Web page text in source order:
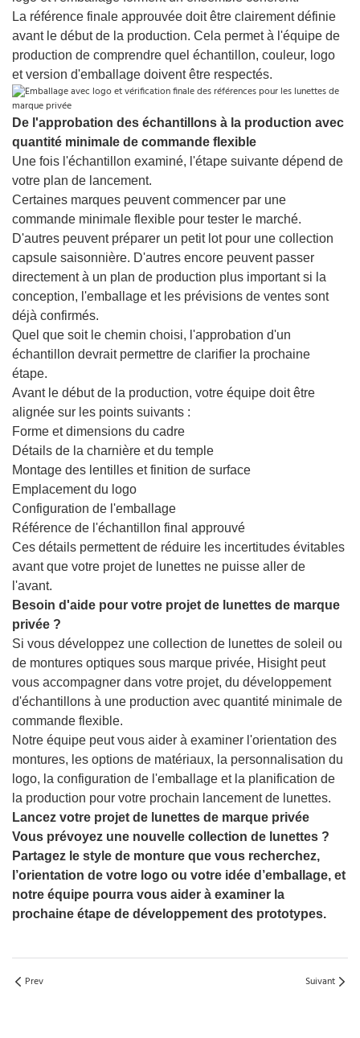
La référence finale approuvée doit être clairement définie
avant le début de la production. Cela permet à l'équipe de
production de comprendre quel échantillon, couleur, logo
et version d'emballage doivent être respectés.
De l'approbation des échantillons à la production avec
quantité minimale de commande flexible
Une fois l'échantillon examiné, l'étape suivante dépend de
votre plan de lancement.
Certaines marques peuvent commencer par une
commande minimale flexible pour tester le marché.
D'autres peuvent préparer un petit lot pour une collection
capsule saisonnière. D'autres encore peuvent passer
directement à un plan de production plus important si la
conception, l'emballage et les prévisions de ventes sont
déjà confirmés.
Quel que soit le chemin choisi, l'approbation d'un
échantillon devrait permettre de clarifier la prochaine
étape.
Avant le début de la production, votre équipe doit être
alignée sur les points suivants :
Forme et dimensions du cadre
Détails de la charnière et du temple
Montage des lentilles et finition de surface
Emplacement du logo
Configuration de l'emballage
Référence de l'échantillon final approuvé
Ces détails permettent de réduire les incertitudes évitables
avant que votre projet de lunettes ne puisse aller de
l'avant.
Besoin d'aide pour votre projet de lunettes de marque
privée ?
Si vous développez une collection de lunettes de soleil ou
de montures optiques sous marque privée, Hisight peut
vous accompagner dans votre projet, du développement
d'échantillons à une production avec quantité minimale de
commande flexible.
Notre équipe peut vous aider à examiner l'orientation des
montures, les options de matériaux, la personnalisation du
logo, la configuration de l'emballage et la planification de
la production pour votre prochain lancement de lunettes.
Lancez votre projet de lunettes de marque privée
Vous prévoyez une nouvelle collection de lunettes ?
Partagez le style de monture que vous recherchez,
l’orientation de votre logo ou votre idée d’emballage, et
notre équipe pourra vous aider à examiner la
prochaine étape de développement des prototypes.
Prev Suivant